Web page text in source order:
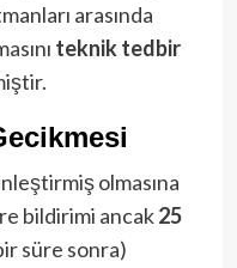
arasında
teknik tedbir
olmasına
bildirimi ancak25
süre sonra)